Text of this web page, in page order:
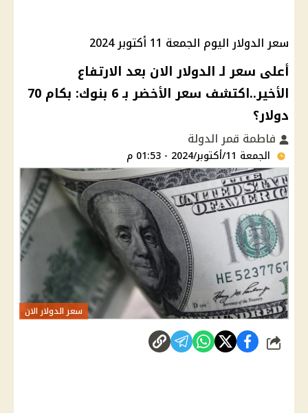
سعر الدولار اليوم الجمعة 11 أكتوبر 2024
أعلى سعر لـ الدولار الان بعد الارتفاع
الأخير..اكتشف سعر الأخضر بـ 6 بنوك: بكام 70
دولار؟
فاطمة قمر الدولة
الجمعة 11/أكتوبر/2024 - 01:53 م
سعر الدولار الان
شارك